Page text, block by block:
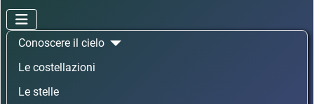
Conoscere il cielo
Le costellazioni
Le stelle